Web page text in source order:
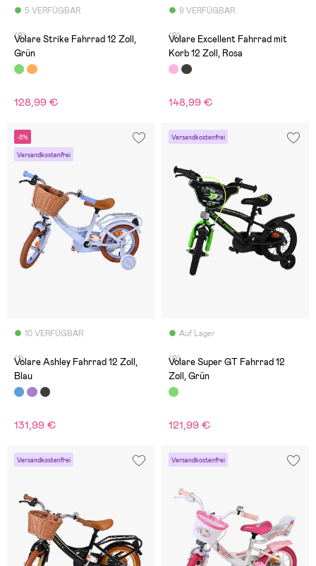
5 VERFÜGBAR
(0)
Volare Strike Fahrrad 12 Zoll,
Grün
128,99 €
9 VERFÜGBAR
(0)
Volare Excellent Fahrrad mit
Korb 12 Zoll, Rosa
148,99 €
-8%
Versandkostenfrei
10 VERFÜGBAR
(1)
Volare Ashley Fahrrad 12 Zoll,
Blau
131,99 €
Versandkostenfrei
Auf Lager
(0)
Volare Super GT Fahrrad 12
Zoll, Grün
121,99 €
Versandkostenfrei Versandkostenfrei